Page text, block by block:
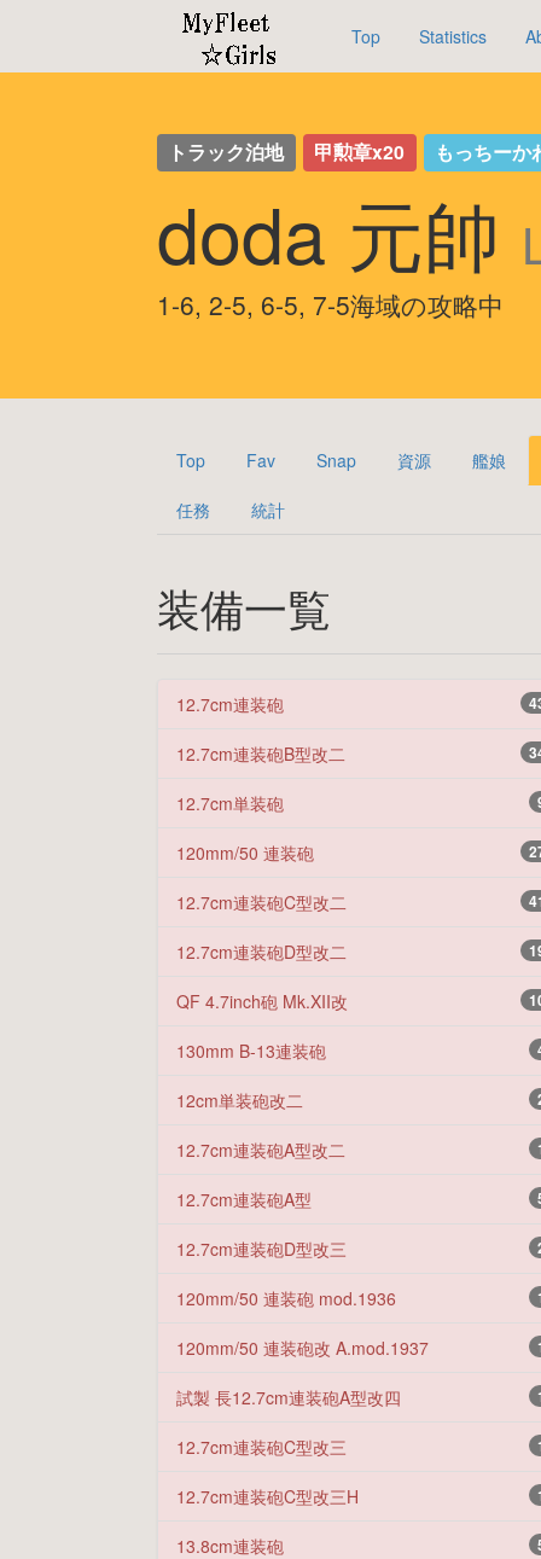
Top Statistics
トラック泊地 甲勲章x20 もっちー
doda 元帥
1-6, 2-5, 6-5, 7-5海域の攻略中
Top Fav Snap 資源 艦娘
任務 統計
装備一覧
12.7cm連装砲
12.7cm連装砲B型改二
12.7cm単装砲
120mm/50 連装砲
12.7cm連装砲C型改二
12.7cm連装砲D型改二
QF 4.7inch砲 Mk.XII改
130mm B-13連装砲
12cm単装砲改二
12.7cm連装砲A型改二
12.7cm連装砲A型
12.7cm連装砲D型改三
120mm/50 連装砲 mod.1936
120mm/50 連装砲改 A.mod.1937
試製 長12.7cm連装砲A型改四
12.7cm連装砲C型改三
12.7cm連装砲C型改三H
13.8cm連装砲